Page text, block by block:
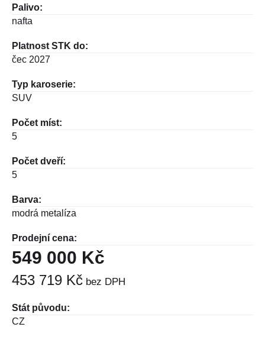
Palivo:
nafta
Platnost STK do:
čec 2027
Typ karoserie:
SUV
Počet míst:
5
Počet dveří:
5
Barva:
modrá metalíza
Prodejní cena:
549 000 Kč
453 719 Kč bez DPH
Stát původu:
CZ